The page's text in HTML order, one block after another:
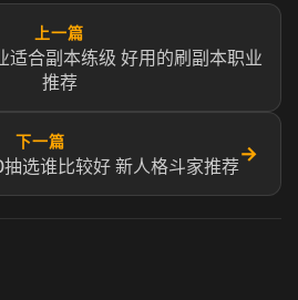
上一篇
适合副本练级 好用的刷副本职业
推荐
下一篇
选谁比较好 新人格斗家推荐
→